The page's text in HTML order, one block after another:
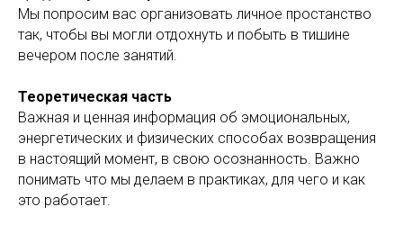
Мы попросим вас организовать личное простанство
так, чтобы вы могли отдохнуть и побыть в тишине
вечером после занятий.
Теоретическая часть
Важная и ценная информация об эмоциональных,
энергетических и физических способах возвращения
в настоящий момент, в свою осознанность. Важно
понимать что мы делаем в практиках, для чего и как
это работает.